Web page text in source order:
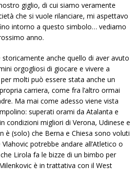
giglio, di cui siamo veramente
che si vuole rilanciare, mi aspettavo
intorno a questo simbolo… vediamo
anno.
storicamente anche quello di aver avuto
orgogliosi di giocare e vivere a
molti può essere stata anche un
carriera, come fra l’altro ormai
Ma mai come adesso viene vista
superati orami da Atalanta e
condizioni migliori di Verona, Udinese e
è (solo) che Berna e Chiesa sono voluti
potrebbe andare all’Atletico o
Lirola fa le bizze di un bimbo per
è in trattativa con il West